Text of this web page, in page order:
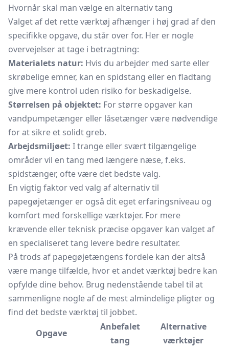
Hvornår skal man vælge en alternativ tang
Valget af det rette værktøj afhænger i høj grad af den
specifikke opgave, du står over for. Her er nogle
overvejelser at tage i betragtning:
Materialets natur: Hvis du arbejder med sarte eller
skrøbelige emner, kan en spidstang eller en fladtang
give mere kontrol uden risiko for beskadigelse.
Størrelsen på objektet: For større opgaver kan
vandpumpetænger eller låsetænger være nødvendige
for at sikre et solidt greb.
Arbejdsmiljøet: I trange eller svært tilgængelige
områder vil en tang med længere næse, f.eks.
spidstænger, ofte være det bedste valg.
En vigtig faktor ved valg af alternativ til
papegøjetænger er også dit eget erfaringsniveau og
komfort med forskellige værktøjer. For mere
krævende eller teknisk præcise opgaver kan valget af
en specialiseret tang levere bedre resultater.
På trods af papegøjetængens fordele kan der altså
være mange tilfælde, hvor et andet værktøj bedre kan
opfylde dine behov. Brug nedenstående tabel til at
sammenligne nogle af de mest almindelige pligter og
find det bedste værktøj til jobbet.
Opgave
Anbefalet
tang
Alternative
værktøjer